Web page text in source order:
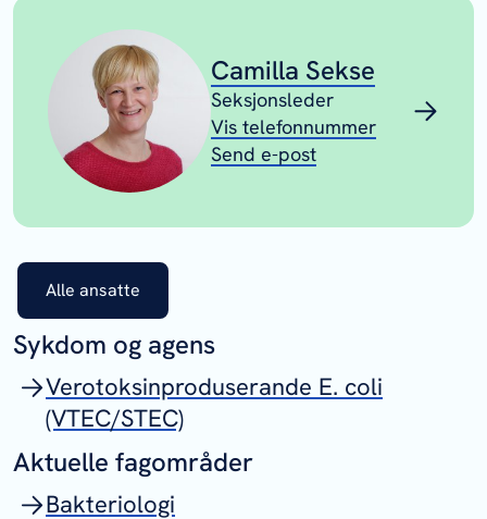
Camilla Sekse
Seksjonsleder
Vis telefonnummer
Send e-post
Alle ansatte
Sykdom og agens
Verotoksinproduserande E. coli
(VTEC/STEC)
Aktuelle fagområder
Bakteriologi